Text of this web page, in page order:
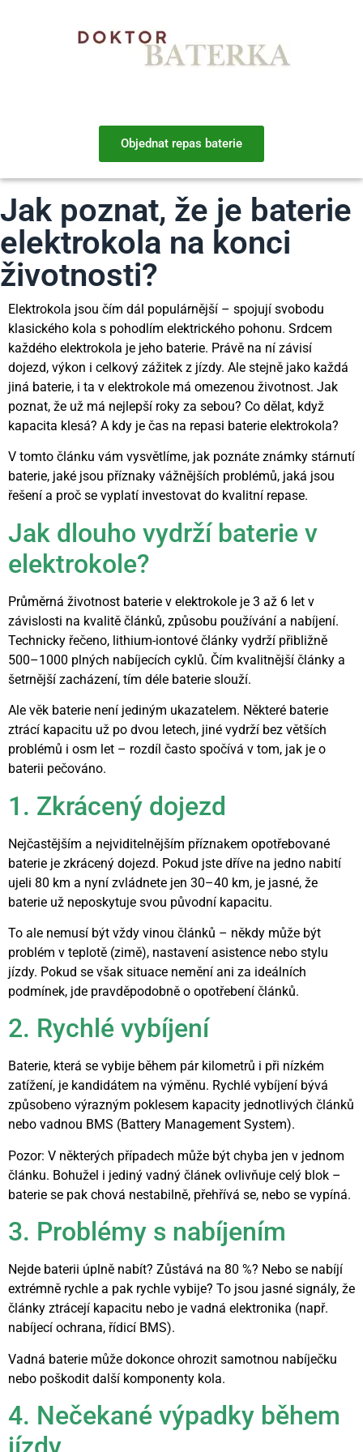
Objednat repas baterie
Jak poznat, že je baterie
elektrokola na konci
životnosti?
Elektrokola jsou čím dál populárnější – spojují svobodu
klasického kola s pohodlím elektrického pohonu. Srdcem
každého elektrokola je jeho baterie. Právě na ní závisí
dojezd, výkon i celkový zážitek z jízdy. Ale stejně jako každá
jiná baterie, i ta v elektrokole má omezenou životnost. Jak
poznat, že už má nejlepší roky za sebou? Co dělat, když
kapacita klesá? A kdy je čas na repasi baterie elektrokola?
V tomto článku vám vysvětlíme, jak poznáte známky stárnutí
baterie, jaké jsou příznaky vážnějších problémů, jaká jsou
řešení a proč se vyplatí investovat do kvalitní repase.
Jak dlouho vydrží baterie v
elektrokole?
Průměrná životnost baterie v elektrokole je 3 až 6 let v
závislosti na kvalitě článků, způsobu používání a nabíjení.
Technicky řečeno, lithium-iontové články vydrží přibližně
500–1000 plných nabíjecích cyklů. Čím kvalitnější články a
šetrnější zacházení, tím déle baterie slouží.
Ale věk baterie není jediným ukazatelem. Některé baterie
ztrácí kapacitu už po dvou letech, jiné vydrží bez větších
problémů i osm let – rozdíl často spočívá v tom, jak je o
baterii pečováno.
1. Zkrácený dojezd
Nejčastějším a nejviditelnějším příznakem opotřebované
baterie je zkrácený dojezd. Pokud jste dříve na jedno nabití
ujeli 80 km a nyní zvládnete jen 30–40 km, je jasné, že
baterie už neposkytuje svou původní kapacitu.
To ale nemusí být vždy vinou článků – někdy může být
problém v teplotě (zimě), nastavení asistence nebo stylu
jízdy. Pokud se však situace nemění ani za ideálních
podmínek, jde pravděpodobně o opotřebení článků.
2. Rychlé vybíjení
Baterie, která se vybije během pár kilometrů i při nízkém
zatížení, je kandidátem na výměnu. Rychlé vybíjení bývá
způsobeno výrazným poklesem kapacity jednotlivých článků
nebo vadnou BMS (Battery Management System).
Pozor: V některých případech může být chyba jen v jednom
článku. Bohužel i jediný vadný článek ovlivňuje celý blok –
baterie se pak chová nestabilně, přehřívá se, nebo se vypíná.
3. Problémy s nabíjením
Nejde baterii úplně nabít? Zůstává na 80 %? Nebo se nabíjí
extrémně rychle a pak rychle vybije? To jsou jasné signály, že
články ztrácejí kapacitu nebo je vadná elektronika (např.
nabíjecí ochrana, řídicí BMS).
Vadná baterie může dokonce ohrozit samotnou nabíječku
nebo poškodit další komponenty kola.
4. Nečekané výpadky během